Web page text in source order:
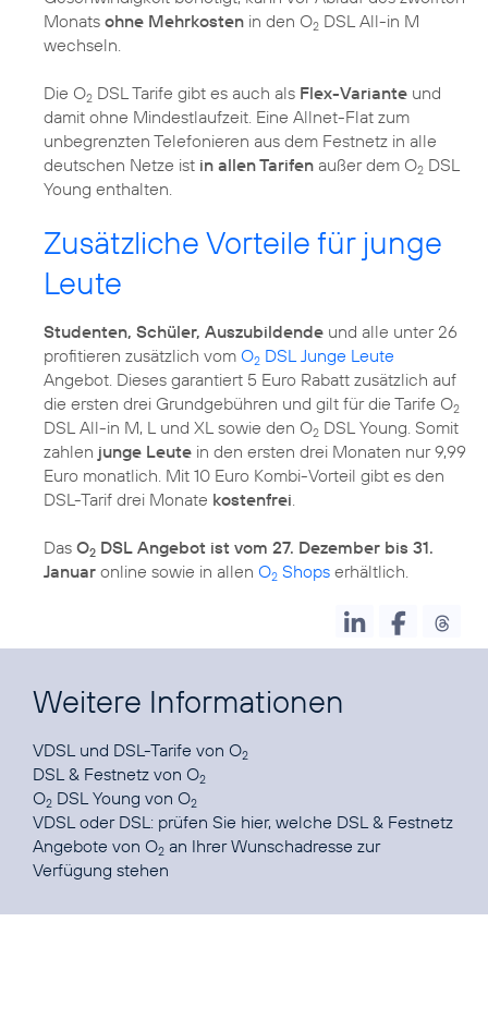
Monats ohne Mehrkosten in den O2 DSL All-in M
wechseln.
Die O2 DSL Tarife gibt es auch als Flex-Variante und
damit ohne Mindestlaufzeit. Eine Allnet-Flat zum
unbegrenzten Telefonieren aus dem Festnetz in alle
deutschen Netze ist in allen Tarifen außer dem O2 DSL
Young enthalten.
Zusätzliche Vorteile für junge
Leute
Studenten, Schüler, Auszubildende und alle unter 26
profitieren zusätzlich vom O2 DSL Junge Leute
Angebot. Dieses garantiert 5 Euro Rabatt zusätzlich auf
die ersten drei Grundgebühren und gilt für die Tarife O2
DSL All-in M, L und XL sowie den O2 DSL Young. Somit
zahlen junge Leute in den ersten drei Monaten nur 9,99
Euro monatlich. Mit 10 Euro Kombi-Vorteil gibt es den
DSL-Tarif drei Monate kostenfrei.
Das O2 DSL Angebot ist vom 27. Dezember bis 31.
Januar online sowie in allen O2 Shops erhältlich.
Weitere Informationen
VDSL und DSL-Tarife von O2
DSL & Festnetz von O2
O2 DSL Young von O2
VDSL oder DSL: prüfen Sie hier, welche DSL & Festnetz
Angebote von O2 an Ihrer Wunschadresse zur
Verfügung stehen